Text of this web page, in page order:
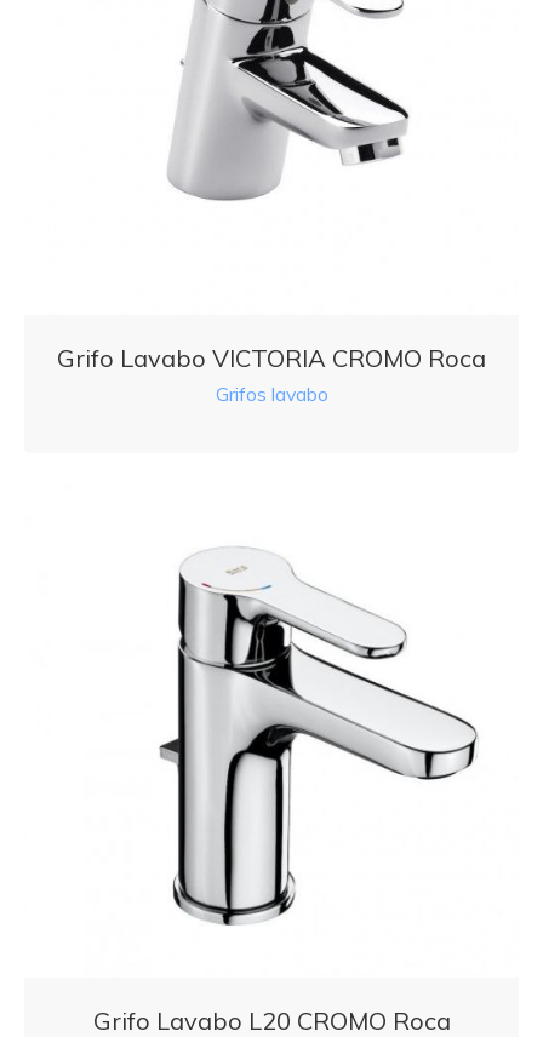
Grifo Lavabo VICTORIA CROMO Roca
Grifos lavabo
Grifo Lavabo L20 CROMO Roca